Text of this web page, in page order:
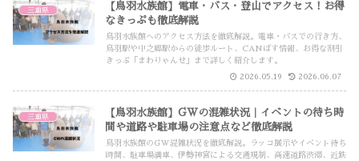
三重県
【鳥羽水族館】電車・バス・登山でアクセス！お得
なきっぷも徹底解説
鳥羽水族館へのアクセス方法を徹底解説。電車・バスでの行き方、
鳥羽駅や中之郷駅からの徒歩ルート、CANばす情報、お得な割引
きっぷ「まわりゃんせ」まで詳しく紹介します。
2026.05.19 2026.06.07
三重県
【鳥羽水族館】GWの混雑状況｜イベントの待ち時
間や道路や駐車場の注意点など徹底解説
鳥羽水族館のGW混雑状況を徹底解説。ラッコ展示やイベント待ち
時間、駐車場満車、伊勢神宮による交通規制、高速道路渋滞、近鉄